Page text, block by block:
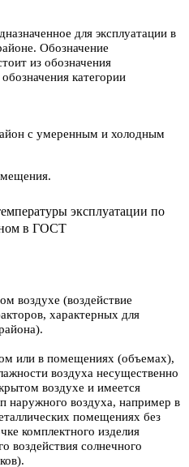
для эксплуатации в
Обозначение
из обозначения
категории
с умеренным и холодным
эксплуатации по
в ГОСТ
воздухе (воздействие
характерных для
или в помещениях (объемах),
воздуха несущественно
воздухе и имеется
наружного воздуха, например в
помещениях без
комплектного изделия
воздействия солнечного